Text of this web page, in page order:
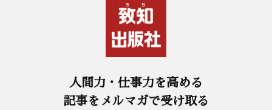
人間力・仕事力を高める
記事をメルマガで受け取る